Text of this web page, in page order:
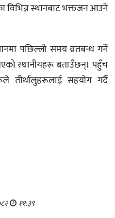
विभिन्न स्थानबाट भक्तजन आउने
पछिल्लो समय व्रतबन्ध गर्ने
स्थानीयहरू बताउँछन्। पहुँच
तीर्थालुहरूलाई सहयोग गर्दै
११:३९